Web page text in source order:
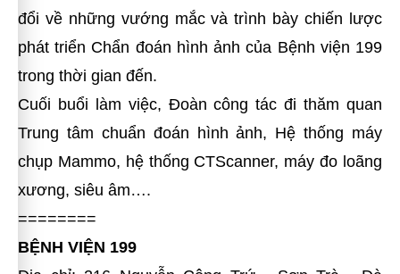
đổi về những vướng mắc và trình bày chiến lược
phát triển Chẩn đoán hình ảnh của Bệnh viện 199
trong thời gian đến.
Cuối buổi làm việc, Đoàn công tác đi thăm quan
Trung tâm chuẩn đoán hình ảnh, Hệ thống máy
chụp Mammo, hệ thống CTScanner, máy đo loãng
xương, siêu âm….
========
BỆNH VIỆN 199